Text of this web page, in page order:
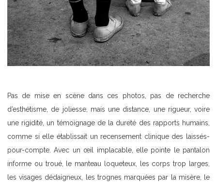
Pas de mise en scène dans ces photos, pas de recherche
d’esthétisme, de joliesse, mais une distance, une rigueur, voire
une rigidité, un témoignage de la dureté des rapports humains,
comme si elle établissait un recensement clinique des laissés-
pour-compte. Avec un œil implacable, elle pointe le pantalon
informe ou troué, le manteau loqueteux, les corps trop larges,
les visages dédaigneux, les trognes marquées par la misère, le